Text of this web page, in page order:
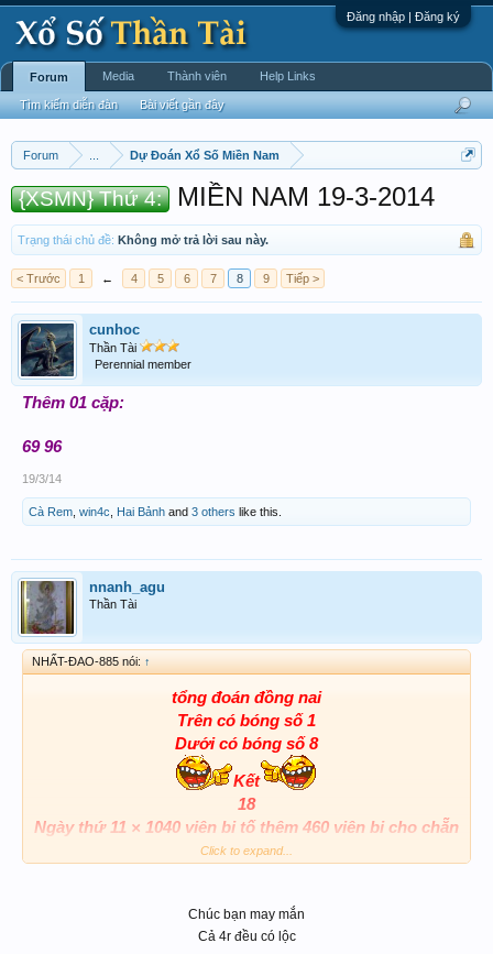
Đăng nhập | Đăng ký
Forum Dự Đoán Xổ Số Miền Nam
{XSMN} Thứ 4: MIỀN NAM 19-3-2014
Trạng thái chủ đề: Không mở trả lời sau này.
< Trước 1 ← 4 5 6 7 8 9 Tiếp >
cunhoc
Thần Tài
Perennial member
Thêm 01 cặp:
69 96
19/3/14
Cà Rem win4c Hai Bảnh and 3 others like this.
nnanh_agu
Thần Tài
NHẤT-ĐAO-885 nói: ↑
tổng đoán đồng nai
Trên có bóng số 1
Dưới có bóng số 8
Kết
18
Ngày thứ 11 × 1040 viên bi tố thêm 460 viên bi cho chẵn
018
918
Ab. 18-81-98
Click to expand...
Chúc bạn may mắn
Cả 4r đều có lộc
Forum
Tìm kiếm diễn đàn Bài viết gần đây
Media Thành viên Help Links